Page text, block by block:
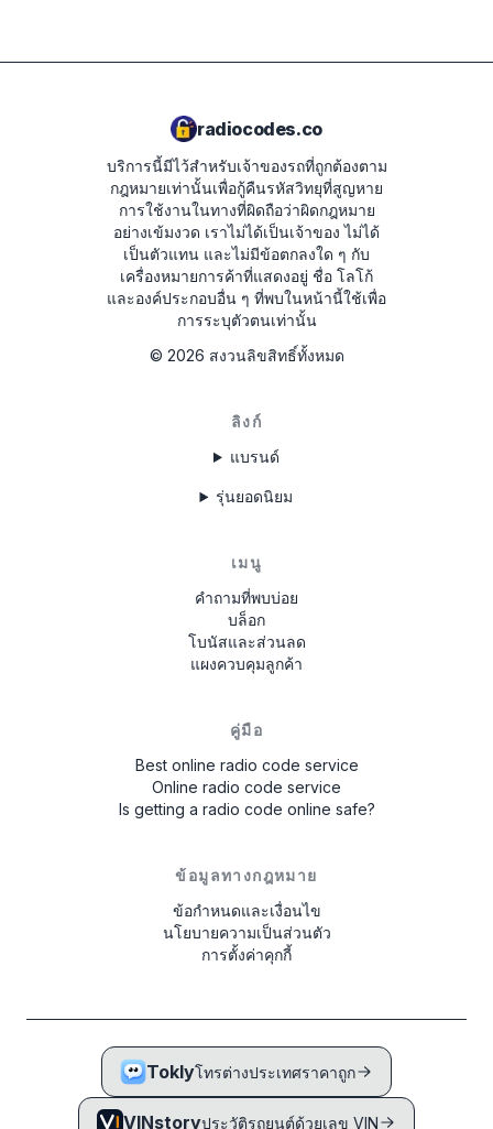
90145
TVPQN2966H0123
T00BE174690622
E1994
АЗС023142000100003534
ANA008111
radiocodes.co
บริการนี้มีไว้สำหรับเจ้าของรถที่ถูกต้องตาม
กฎหมายเท่านั้นเพื่อกู้คืนรหัสวิทยุที่สูญหาย
การใช้งานในทางที่ผิดถือว่าผิดกฎหมาย
อย่างเข้มงวด เราไม่ได้เป็นเจ้าของ ไม่ได้
เป็นตัวแทน และไม่มีข้อตกลงใด ๆ กับ
เครื่องหมายการค้าที่แสดงอยู่ ชื่อ โลโก้
และองค์ประกอบอื่น ๆ ที่พบในหน้านี้ใช้เพื่อ
การระบุตัวตนเท่านั้น
© 2026 สงวนลิขสิทธิ์ทั้งหมด
ลิงก์
แบรนด์
รุ่นยอดนิยม
เมนู
คำถามที่พบบ่อย
บล็อก
โบนัสและส่วนลด
แผงควบคุมลูกค้า
คู่มือ
Best online radio code service
Online radio code service
Is getting a radio code online safe?
ข้อมูลทางกฎหมาย
ข้อกำหนดและเงื่อนไข
นโยบายความเป็นส่วนตัว
การตั้งค่าคุกกี้
Toklyโทรต่างประเทศราคาถูก
VINstoryประวัติรถยนต์ด้วยเลข VIN